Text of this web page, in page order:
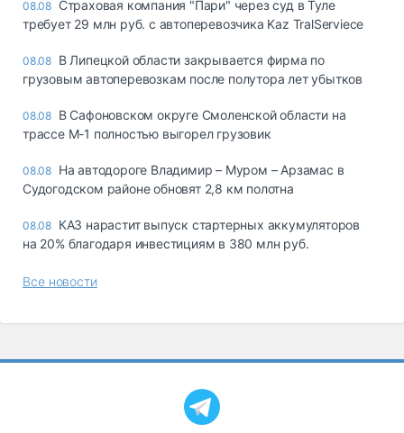
08.08 Страховая компания "Пари" через суд в Туле
требует 29 млн руб. с автоперевозчика Kaz TralServiece
08.08 В Липецкой области закрывается фирма по
грузовым автоперевозкам после полутора лет убытков
08.08 В Сафоновском округе Смоленской области на
трассе М-1 полностью выгорел грузовик
08.08 На автодороге Владимир – Муром – Арзамас в
Судогодском районе обновят 2,8 км полотна
08.08 КАЗ нарастит выпуск стартерных аккумуляторов
на 20% благодаря инвестициям в 380 млн руб.
Все новости